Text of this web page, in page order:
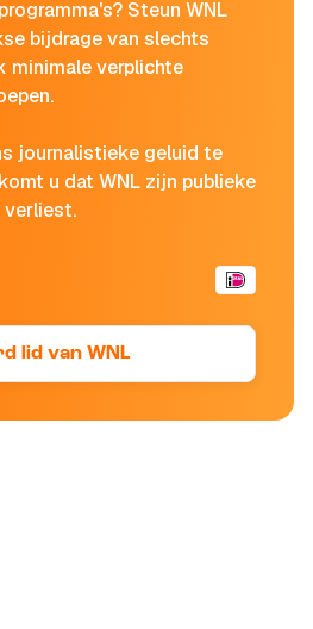
Steun WNL
bijdrage van slechts
verplichte
journalistieke geluid te
u dat WNL zijn publieke
lid van WNL